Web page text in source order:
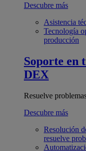
Descubre más
Asistencia
Tecnología
producción
Soporte en
DEX
Resuelve
Descubre más
Resolución
resuelve